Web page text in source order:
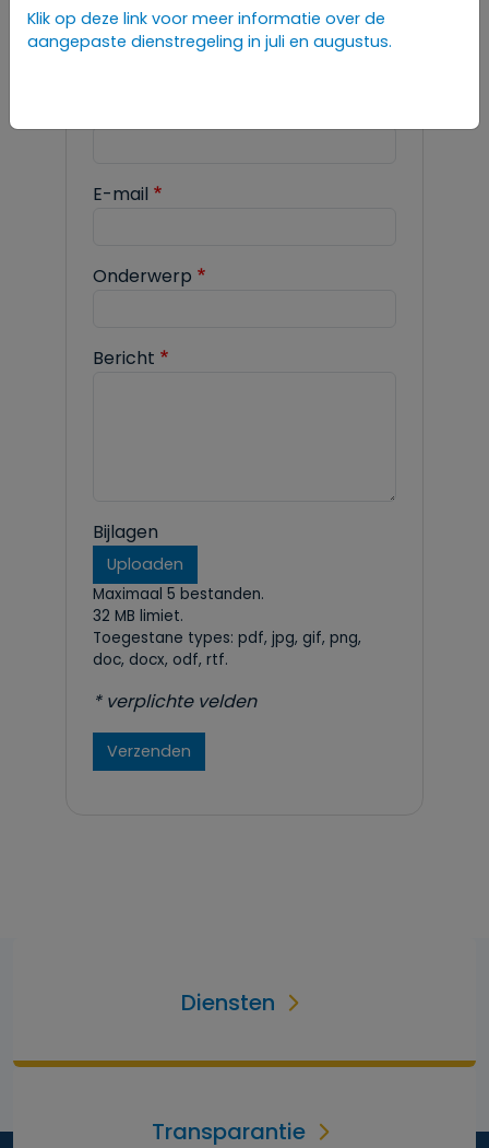
E-mail
Onderwerp
Bericht
Bijlagen
Uploaden
Maximaal 5 bestanden.
32 MB limiet.
Toegestane types: pdf, jpg, gif, png,
doc, docx, odf, rtf.
* verplichte velden
Diensten
Transparantie
Klik op deze link voor meer informatie over de
aangepaste dienstregeling in juli en augustus.